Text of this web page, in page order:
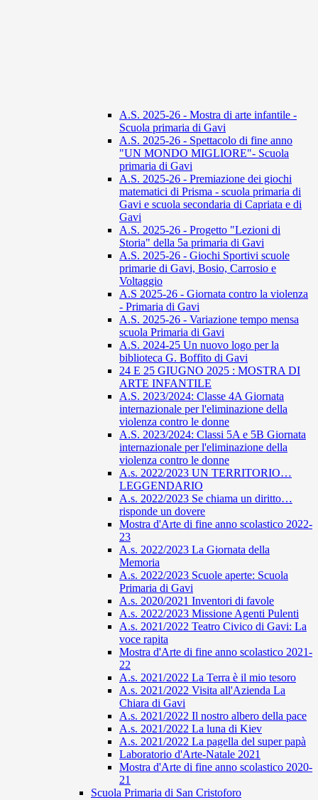
A.S. 2025-26 - Mostra di arte infantile -
Scuola primaria di Gavi
A.S. 2025-26 - Spettacolo di fine anno
"UN MONDO MIGLIORE"- Scuola
primaria di Gavi
A.S. 2025-26 - Premiazione dei giochi
matematici di Prisma - scuola primaria di
Gavi e scuola secondaria di Capriata e di
Gavi
A.S. 2025-26 - Progetto "Lezioni di
Storia" della 5a primaria di Gavi
A.S. 2025-26 - Giochi Sportivi scuole
primarie di Gavi, Bosio, Carrosio e
Voltaggio
A.S 2025-26 - Giornata contro la violenza
- Primaria di Gavi
A.S. 2025-26 - Variazione tempo mensa
scuola Primaria di Gavi
A.S. 2024-25 Un nuovo logo per la
biblioteca G. Boffito di Gavi
24 E 25 GIUGNO 2025 : MOSTRA DI
ARTE INFANTILE
A.S. 2023/2024: Classe 4A Giornata
internazionale per l'eliminazione della
violenza contro le donne
A.S. 2023/2024: Classi 5A e 5B Giornata
internazionale per l'eliminazione della
violenza contro le donne
A.s. 2022/2023 UN TERRITORIO…
LEGGENDARIO
A.s. 2022/2023 Se chiama un diritto…
risponde un dovere
Mostra d'Arte di fine anno scolastico 2022-
23
A.s. 2022/2023 La Giornata della
Memoria
A.s. 2022/2023 Scuole aperte: Scuola
Primaria di Gavi
A.s. 2020/2021 Inventori di favole
A.s. 2022/2023 Missione Agenti Pulenti
A.s. 2021/2022 Teatro Civico di Gavi: La
voce rapita
Mostra d'Arte di fine anno scolastico 2021-
22
A.s. 2021/2022 La Terra è il mio tesoro
A.s. 2021/2022 Visita all'Azienda La
Chiara di Gavi
A.s. 2021/2022 Il nostro albero della pace
A.s. 2021/2022 La luna di Kiev
A.s. 2021/2022 La pagella del super papà
Laboratorio d'Arte-Natale 2021
Mostra d'Arte di fine anno scolastico 2020-
21
Scuola Primaria di San Cristoforo